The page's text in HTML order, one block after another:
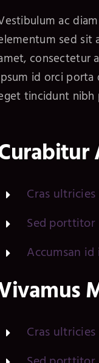
ac
sed sit
consectetur
id orci porta
tincidunt nibh
Cras
Sed porttitor
Accumsan
Cras